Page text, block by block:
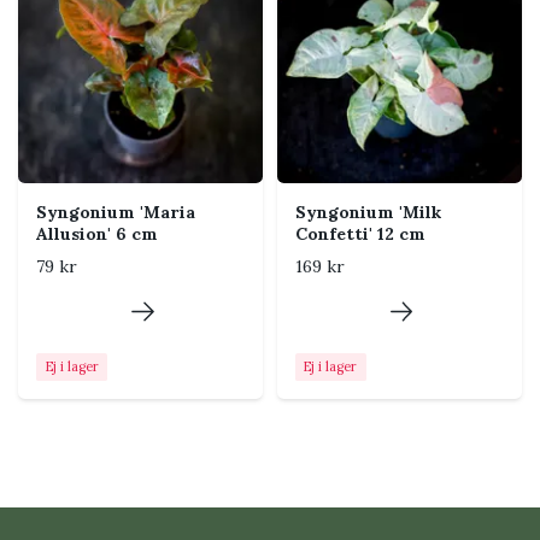
aroidjord med bark,
kokoschips och perlit.
Luftfuktighet
Normal rumsluft fungerar
ofta bra, men något högre
luftfuktighet gynnar nya blad.
gärna över cirka 18 °C.
Ge svag tropisk växtnäring
regelbundet under vår och
under vintern.
Placera Syngonium nära ett öst- eller västfönster
Syngonium 'Maria
Allusion' 6 cm
79 kr
Ej i lager
Syngonium 'Milk
Confetti' 12 cm
169 kr
Ej i lager